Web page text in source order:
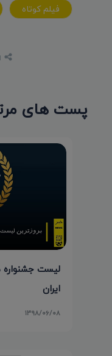
فيلم کوتاه
پست های
لیست جشنواره
ایران
۱۳۹۸/۰۶/۰۸